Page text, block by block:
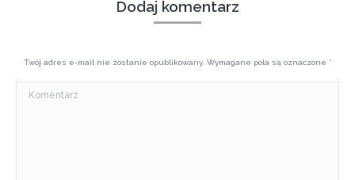
Dodaj komentarz
Twój adres e-mail nie zostanie opublikowany. Wymagane pola są oznaczone *
Komentarz